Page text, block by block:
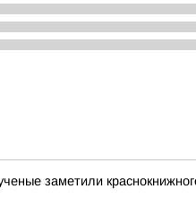
заметили